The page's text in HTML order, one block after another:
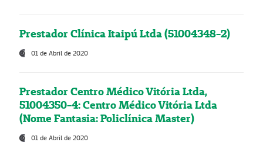
Prestador Clínica Itaipú Ltda (51004348-2)
01 de Abril de 2020
Prestador Centro Médico Vitória Ltda,
51004350-4: Centro Médico Vitória Ltda
(Nome Fantasia: Policlínica Master)
01 de Abril de 2020